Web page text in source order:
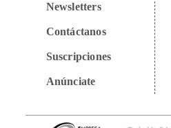
Newsletters
Contáctanos
Suscripciones
Anúnciate